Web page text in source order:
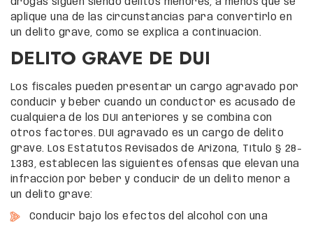
drogas siguen siendo delitos menores, a menos que se
aplique una de las circunstancias para convertirlo en
un delito grave, como se explica a continuación.
DELITO GRAVE DE DUI
Los fiscales pueden presentar un cargo agravado por
conducir y beber cuando un conductor es acusado de
cualquiera de los DUI anteriores y se combina con
otros factores. DUI agravado es un cargo de delito
grave. Los Estatutos Revisados de Arizona, Título § 28-
1383, establecen las siguientes ofensas que elevan una
infracción por beber y conducir de un delito menor a
un delito grave:
Conducir bajo los efectos del alcohol con una